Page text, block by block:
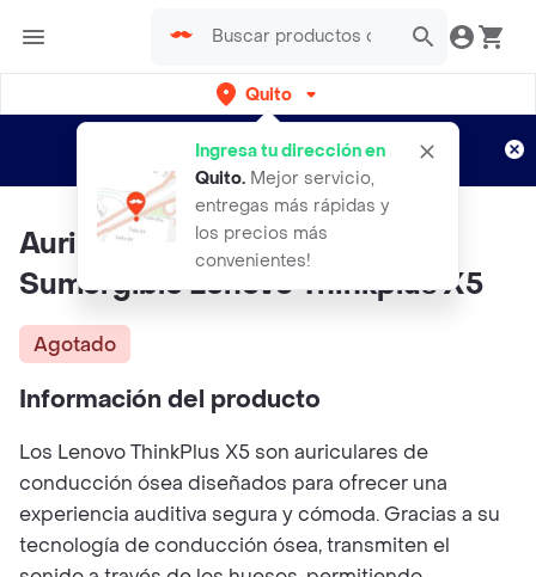
Quito
Ingresa tu dirección en
Quito. Mejor servicio,
entregas más rápidas y
los precios más
convenientes!
envíos gratis por semanas
Aplican TyC
Auricular Bluetooth Óseo
Sumergible Lenovo Thinkplus X5
Agotado
Información del producto
Los Lenovo ThinkPlus X5 son auriculares de
conducción ósea diseñados para ofrecer una
experiencia auditiva segura y cómoda. Gracias a su
tecnología de conducción ósea, transmiten el